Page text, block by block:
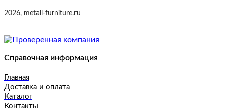
2026, metall-furniture.ru
Справочная информация
Главная
Доставка и оплата
Каталог
Контакты